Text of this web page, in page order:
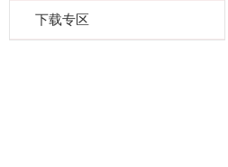
下载专区